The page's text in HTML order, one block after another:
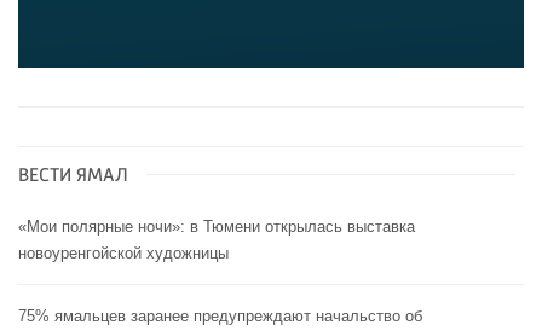
ВЕСТИ ЯМАЛ
«Мои полярные ночи»: в Тюмени открылась выставка
новоуренгойской художницы
75% ямальцев заранее предупреждают начальство об